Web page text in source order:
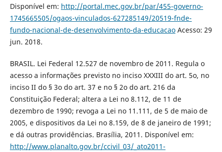
Disponível em: http://portal.mec.gov.br/par/455-governo-
1745665505/ogaos-vinculados-627285149/20519-fnde-
fundo-nacional-de-desenvolvimento-da-educacaoAcesso: 29
jun. 2018.
BRASIL. Lei Federal 12.527 de novembro de 2011. Regula o
acesso a informações previsto no inciso XXXIII do art. 5o, no
inciso II do § 3o do art. 37 e no § 2o do art. 216 da
Constituição Federal; altera a Lei no 8.112, de 11 de
dezembro de 1990; revoga a Lei no 11.111, de 5 de maio de
2005, e dispositivos da Lei no 8.159, de 8 de janeiro de 1991;
e dá outras providências. Brasília, 2011. Disponível em:
http://www.planalto.gov.br/ccivil_03/_ato2011-